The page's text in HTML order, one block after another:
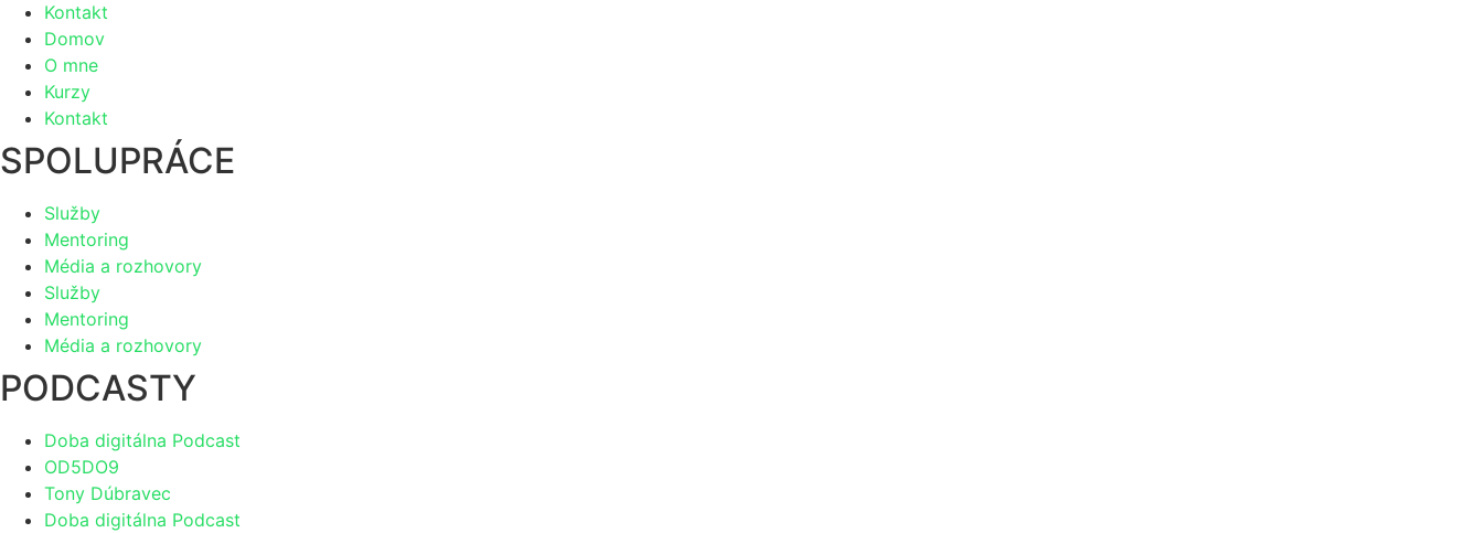
Kontakt
Domov
O mne
Kurzy
Kontakt
SPOLUPRÁCE
Služby
Mentoring
Média a rozhovory
Služby
Mentoring
Média a rozhovory
PODCASTY
Doba digitálna Podcast
OD5DO9
Tony Dúbravec
Doba digitálna Podcast